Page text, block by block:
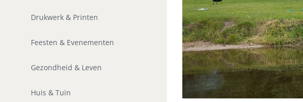
Drukwerk & Printen
Feesten & Evenementen
Gezondheid & Leven
Huis & Tuin